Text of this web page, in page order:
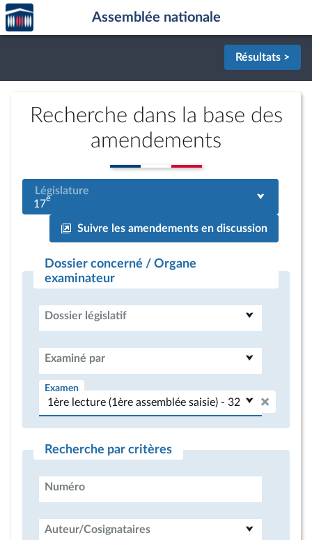
Aller au contenu
Aller en bas de la page
Accèder
à la
page
Assemblée nationale
Résultats >
Recherche dans la base des
amendements
Législature
17e
Suivre les amendements en discussion
Dossier concerné / Organe
examinateur
Dossier législatif
Examiné par
Examen
Recherche par critères
Numéro
Auteur/Cosignataires